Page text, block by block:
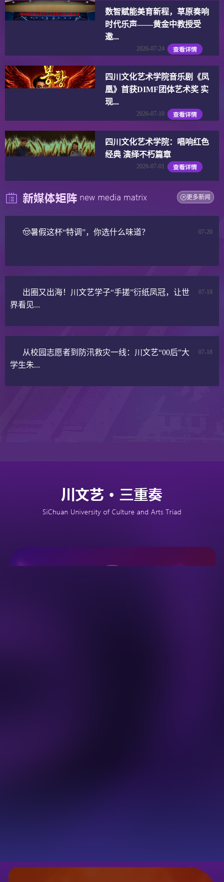
数智赋能美育新程，草原奏响
时代乐声——黄金中教授受
邀...
2026-07-24
四川文化艺术学院音乐剧《凤
凰》首获DIMF团体艺术奖 实
现...
2026-07-10
四川文化艺术学院：唱响红色
经典 演绎不朽篇章
2026-07-01
更多新闻
07-20
🤠暑假这杯“特调”，你选什么味道？
07-18
出圈又出海！川文艺学子“手搓”衍纸凤冠，让世
界看见...
07-18
从校园志愿者到防汛救灾一线：川文艺“00后”大
学生朱...